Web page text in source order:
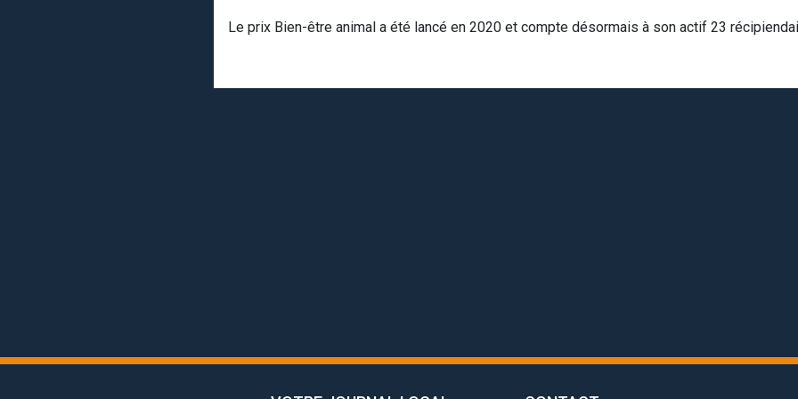
Le prix Bien-être animal a été lancé en 2020 et compte désormais à son actif 23